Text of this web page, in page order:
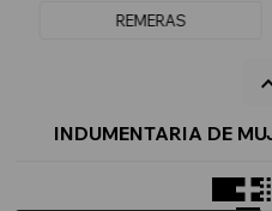
REMERAS
INDUMENTARIA DE